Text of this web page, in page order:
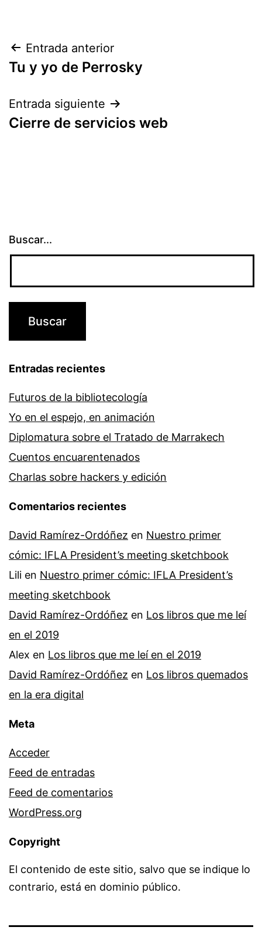
Navegación
de
entradas
Entrada anterior
Tu y yo de Perrosky
Entrada siguiente
Cierre de servicios web
Buscar...
Entradas recientes
Futuros de la bibliotecología
Yo en el espejo, en animación
Diplomatura sobre el Tratado de Marrakech
Cuentos encuarentenados
Charlas sobre hackers y edición
Comentarios recientes
David Ramírez-Ordóñez en Nuestro primer
cómic: IFLA President’s meeting sketchbook
Lili en Nuestro primer cómic: IFLA President’s
meeting sketchbook
David Ramírez-Ordóñez en Los libros que me leí
en el 2019
Alex en Los libros que me leí en el 2019
David Ramírez-Ordóñez en Los libros quemados
en la era digital
Meta
Acceder
Feed de entradas
Feed de comentarios
WordPress.org
Copyright
El contenido de este sitio, salvo que se indique lo
contrario, está en dominio público.